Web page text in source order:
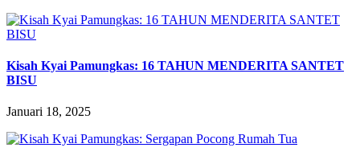
Kisah Kyai Pamungkas: 16 TAHUN MENDERITA SANTET
BISU
Januari 18, 2025